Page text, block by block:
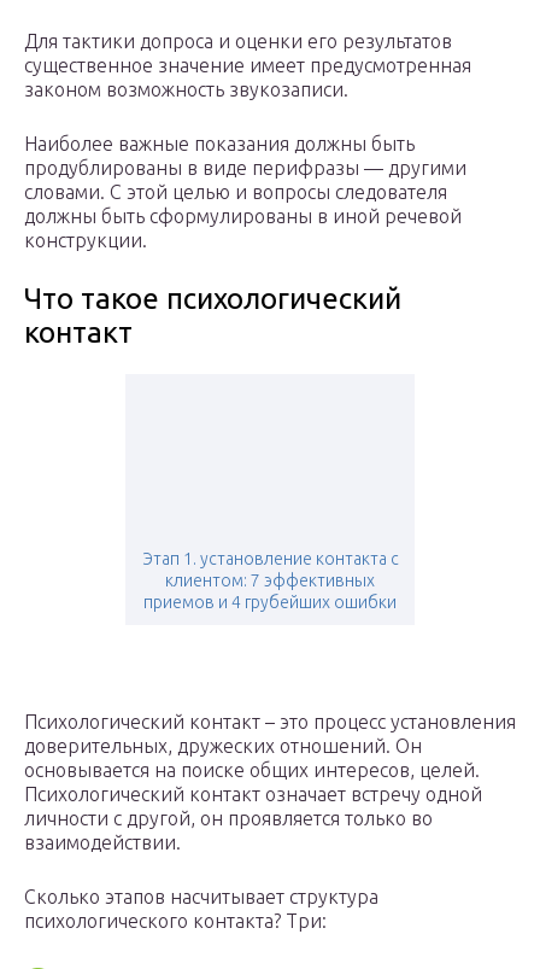
Для тактики допроса и оценки его результатов
существенное значение имеет предусмотренная
законом возможность звукозаписи.
Наиболее важные показания должны быть
продублированы в виде перифразы — другими
словами. С этой целью и вопросы следователя
должны быть сформулированы в иной речевой
конструкции.
Что такое психологический
контакт
Этап 1. установление контакта с
клиентом: 7 эффективных
приемов и 4 грубейших ошибки
Психологический контакт – это процесс установления
доверительных, дружеских отношений. Он
основывается на поиске общих интересов, целей.
Психологический контакт означает встречу одной
личности с другой, он проявляется только во
взаимодействии.
Сколько этапов насчитывает структура
психологического контакта? Три: